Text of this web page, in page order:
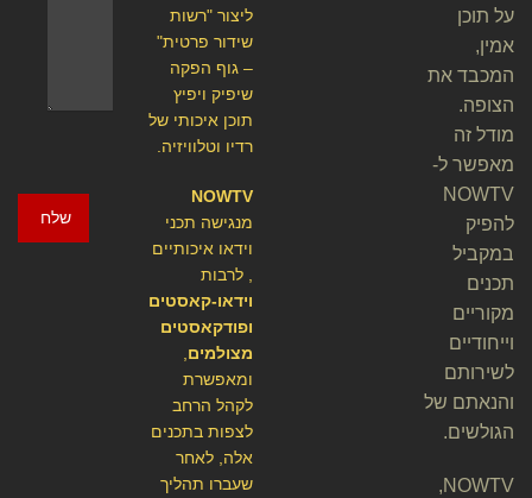
שלח
ליצור "רשות
שידור פרטית"
– גוף הפקה
שיפיק ויפיץ
תוכן איכותי של
רדיו וטלוויזיה.
NOWTV
מנגישה תכני
וידאו איכותיים
, לרבות
וידאו-קאסטים
ופודקאסטים
מצולמים
ומאפשרת
לקהל הרחב
לצפות בתכנים
אלה, לאחר
שעברו תהליך
על תוכן
אמין,
המכבד את
הצופה.
מודל זה
מאפשר ל-
NOWTV
להפיק
במקביל
תכנים
מקוריים
וייחודיים
לשירותם
והנאתם של
הגולשים.
NOWTV,